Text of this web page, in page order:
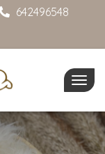
642496548